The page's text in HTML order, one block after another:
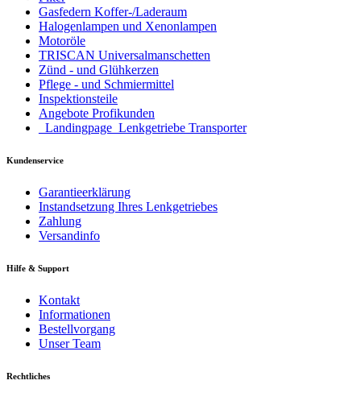
Gasfedern Koffer-/Laderaum
Halogenlampen und Xenonlampen
Motoröle
TRISCAN Universalmanschetten
Zünd - und Glühkerzen
Pflege - und Schmiermittel
Inspektionsteile
Angebote Profikunden
_Landingpage_Lenkgetriebe Transporter
Kundenservice
Garantieerklärung
Instandsetzung Ihres Lenkgetriebes
Zahlung
Versandinfo
Hilfe & Support
Kontakt
Informationen
Bestellvorgang
Unser Team
Rechtliches